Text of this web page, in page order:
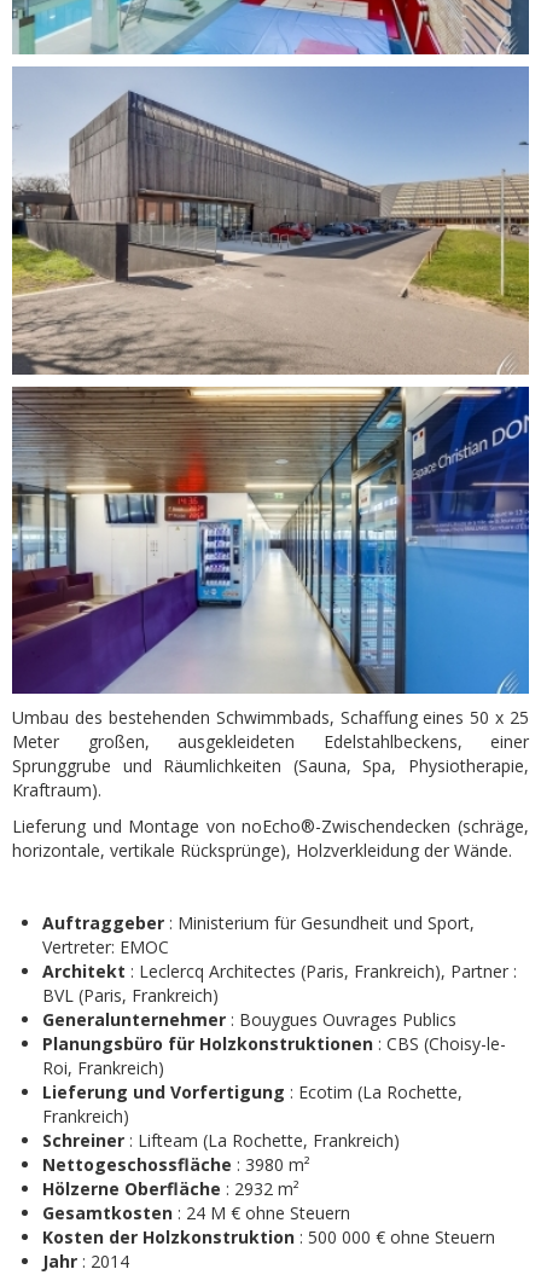
Umbau des bestehenden Schwimmbads, Schaffung eines 50 x 25
Meter großen, ausgekleideten Edelstahlbeckens, einer
Sprunggrube und Räumlichkeiten (Sauna, Spa, Physiotherapie,
Kraftraum).
Lieferung und Montage von noEcho®-Zwischendecken (schräge,
horizontale, vertikale Rücksprünge), Holzverkleidung der Wände.
Auftraggeber : Ministerium für Gesundheit und Sport,
Vertreter: EMOC
Architekt : Leclercq Architectes (Paris, Frankreich), Partner :
BVL (Paris, Frankreich)
Generalunternehmer : Bouygues Ouvrages Publics
Planungsbüro für Holzkonstruktionen : CBS (Choisy-le-
Roi, Frankreich)
Lieferung und Vorfertigung : Ecotim (La Rochette,
Frankreich)
Schreiner : Lifteam (La Rochette, Frankreich)
Nettogeschossfläche : 3980 m²
Hölzerne Oberfläche : 2932 m²
Gesamtkosten : 24 M € ohne Steuern
Kosten der Holzkonstruktion : 500 000 € ohne Steuern
Jahr : 2014